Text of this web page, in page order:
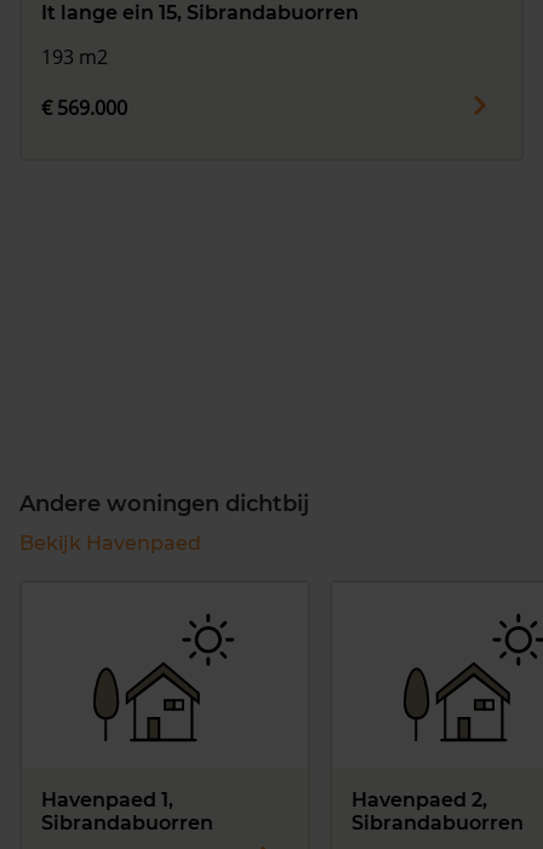
It lange ein 15, Sibrandabuorren
193 m2
€ 569.000
Andere woningen dichtbij
Bekijk Havenpaed
Havenpaed 1,
Sibrandabuorren
Havenpaed 2,
Sibrandabuorren